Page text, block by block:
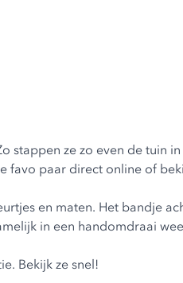
ze zo even de tuin
favo paar direct online of
en maten. Het bandje
in een handomdraai
Bekijk ze snel!